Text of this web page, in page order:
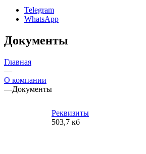
Telegram
WhatsApp
Документы
Главная
—
О компании
—Документы
Реквизиты
503,7 кб